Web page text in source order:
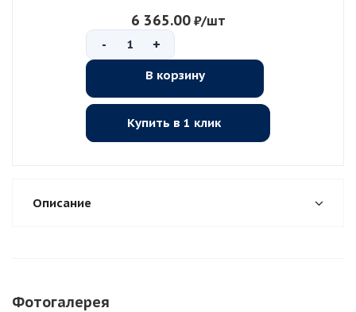
6 365.00₽/шт
-
+
В корзину
Купить в 1 клик
Описание
Фотогалерея